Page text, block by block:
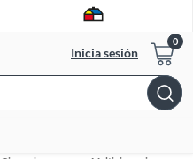
Inicia sesión
Bar